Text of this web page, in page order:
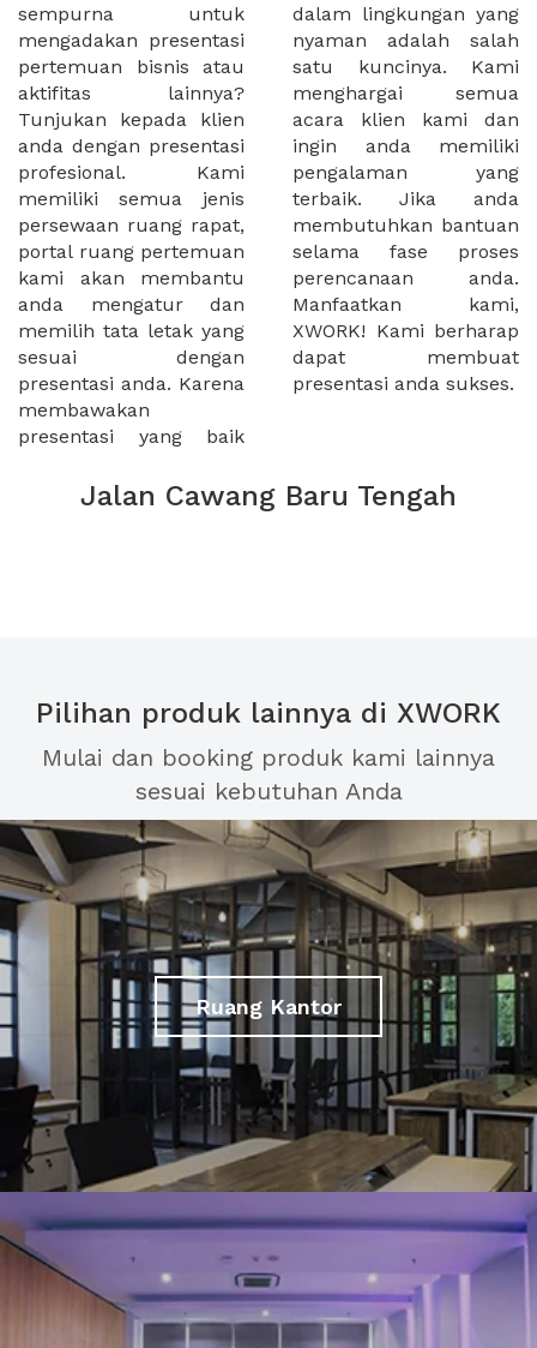
sempurna untuk
mengadakan presentasi
pertemuan bisnis atau
aktifitas lainnya?
Tunjukan kepada klien
anda dengan presentasi
profesional. Kami
memiliki semua jenis
persewaan ruang rapat,
portal ruang pertemuan
kami akan membantu
anda mengatur dan
memilih tata letak yang
sesuai dengan
presentasi anda. Karena
membawakan
presentasi yang baik
dalam lingkungan yang
nyaman adalah salah
satu kuncinya. Kami
menghargai semua
acara klien kami dan
ingin anda memiliki
pengalaman yang
terbaik. Jika anda
membutuhkan bantuan
selama fase proses
perencanaan anda.
Manfaatkan kami,
XWORK! Kami berharap
dapat membuat
presentasi anda sukses.
Jalan Cawang Baru Tengah
Pilihan produk lainnya di XWORK
Mulai dan booking produk kami lainnya
sesuai kebutuhan Anda
Ruang Kantor